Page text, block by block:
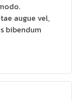
augue vel,
bibendum